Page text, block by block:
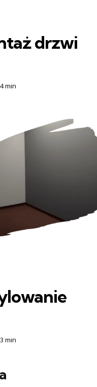
drzwi
4 min
3 min